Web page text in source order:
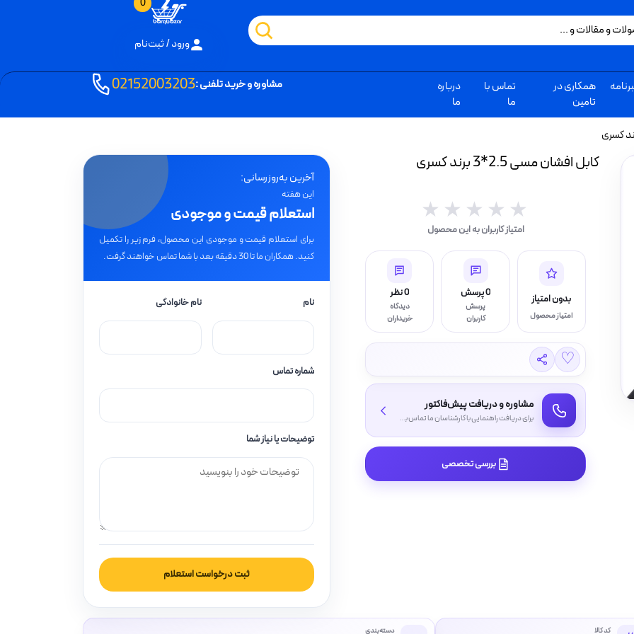
0
ورود / ثبت‌نام
همکاری در
تامین
تماس با
ما
درباره
ما
مشاوره و خرید تلفنی :02152003203
کابل افشان مسی 2.5*3 برند کسری
★★★★★
★★★★★
امتیاز کاربران به این محصول
بدون امتیاز
امتیاز محصول
0 پرسش
پرسش
کاربران
0 نظر
دیدگاه
خریداران
♡
مشاوره و دریافت پیش‌فاکتور
برای دریافت راهنمایی با کارشناسان ما تماس بگیرید
بررسی تخصصی
آخرین به‌روزرسانی:
این هفته
استعلام قیمت و موجودی
برای استعلام قیمت و موجودی این محصول، فرم زیر را تکمیل
کنید. همکاران ما تا 30 دقیقه بعد با شما تماس خواهند گرفت.
نام نام خانوادگی
شماره تماس
توضیحات یا نیاز شما
ثبت درخواست استعلام
کد کالا دسته‌بندی